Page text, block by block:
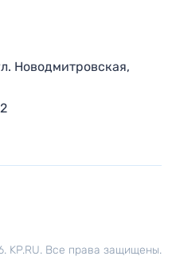
Новодмитровская,
KP.RU. Все права защищены.